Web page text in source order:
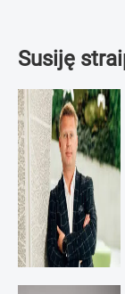
Susiję